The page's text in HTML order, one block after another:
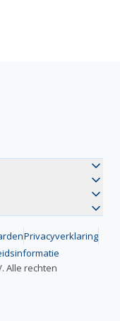
Privacyverklaring
Alle rechten